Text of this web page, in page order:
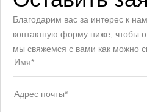
Благодарим вас за интерес к
контактную форму ниже, чтобы
мы свяжемся с вами как можно